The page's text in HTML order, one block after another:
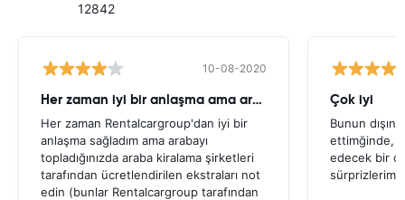
12842
10-08-2020
Her zaman iyi bir anlaşma ama arabayı topladığınızda eklenen eks
Her zaman Rentalcargroup'dan iyi bir
anlaşma sağladım ama arabayı
topladığınızda araba kiralama şirketleri
tarafından ücretlendirilen ekstraları not
edin (bunlar Rentalcargroup tarafından
Çok iyi
Bunun
ettimğinde,
edecek bir
sürprizlerim